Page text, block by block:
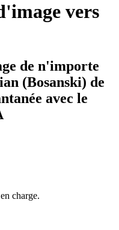
vers
de n'importe
(Bosanski) de
avec le
charge.